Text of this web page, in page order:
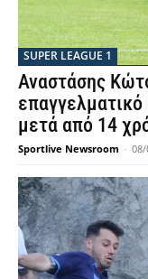
SUPER LEAGUE 1
Αναστάσης
μετά από 14
Sportlive Newsroom - 08/